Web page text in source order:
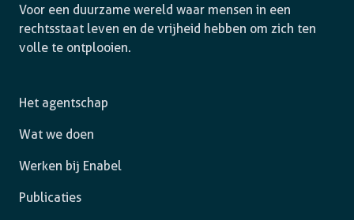
Voor een duurzame wereld waar mensen in een
rechtsstaat leven en de vrijheid hebben om zich ten
volle te ontplooien.
Het agentschap
Wat we doen
Werken bij Enabel
Publicaties